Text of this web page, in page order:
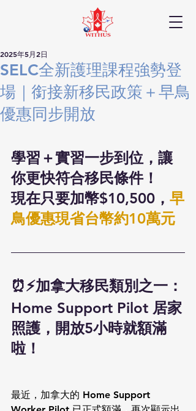
SELC全新護理課程強勢登
場｜銜接新移民政策＋早鳥
優惠同步開放
2025年5月2日
學習＋實習一步到位，讓
你更快符合移民條件！
現在只要加幣$10,500， 早
鳥優惠現省台幣約10萬元
⏰⚡️加拿大移民類別之一：
Home Support Pilot 居家
照護，開放5小時就額滿
啦！
最近，加拿大的 Home Support